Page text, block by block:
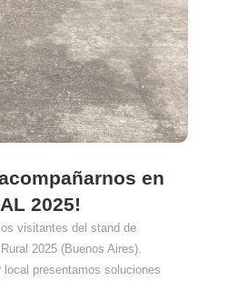
en
2025!
visitantes del stand de
2025 (Buenos Aires).
presentamos soluciones